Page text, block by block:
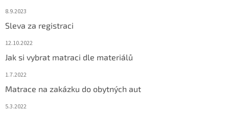
8.9.2023
Sleva za registraci
12.10.2022
Jak si vybrat matraci dle materiálů
1.7.2022
Matrace na zakázku do obytných aut
5.3.2022